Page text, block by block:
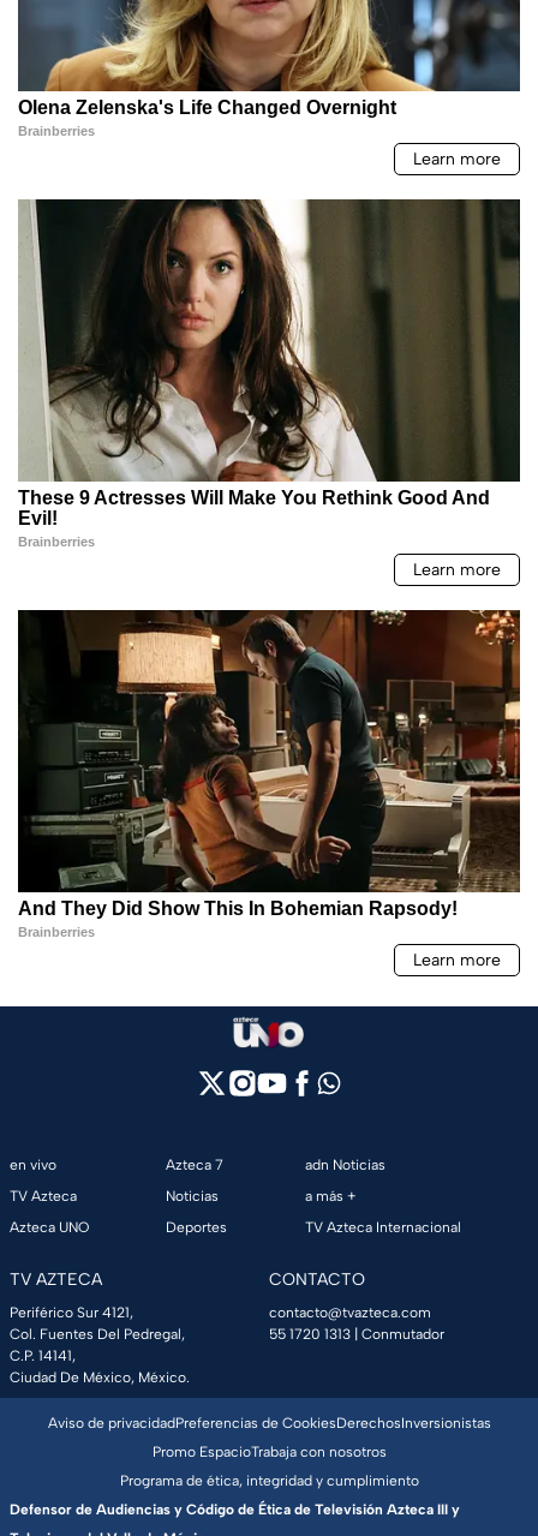
en vivo
TV Azteca
Azteca UNO
Azteca 7
Noticias
Deportes
adn Noticias
a más +
TV Azteca Internacional
TV AZTECA
Periférico Sur 4121,
Col. Fuentes Del Pedregal,
C.P. 14141,
Ciudad De México, México.
CONTACTO
contacto@tvazteca.com
55 1720 1313 | Conmutador
Aviso de privacidadPreferencias de CookiesDerechosInversionistas
Promo EspacioTrabaja con nosotros
Programa de ética, integridad y cumplimiento
Defensor de Audiencias y Código de Ética de Televisión Azteca III y